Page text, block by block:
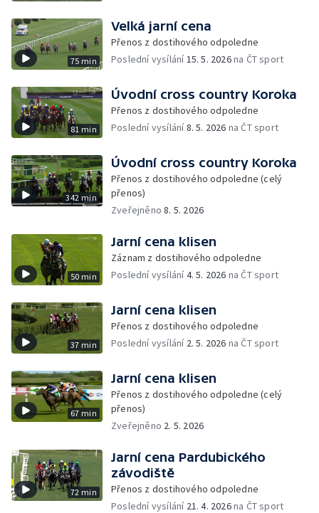
75 min
Velká jarní cena
Přenos z dostihového odpoledne
Poslední vysílání15. 5. 2026na ČT sport
81 min
Úvodní cross country Koroka
Přenos z dostihového odpoledne
Poslední vysílání8. 5. 2026 na ČT sport
342 min
Úvodní cross country Koroka
Přenos z dostihového odpoledne (celý
přenos)
Zveřejněno8. 5. 2026
50 min
Jarní cena klisen
Záznam z dostihového odpoledne
Poslední vysílání4. 5. 2026 na ČT sport
37 min
Jarní cena klisen
Přenos z dostihového odpoledne
Poslední vysílání 2. 5. 2026 na ČT sport
67 min
Jarní cena klisen
Přenos z dostihového odpoledne (celý
přenos)
Zveřejněno 2. 5. 2026
72 min
Jarní cena Pardubického
závodiště
Přenos z dostihového odpoledne
Poslední vysílání 21. 4. 2026na ČT sport